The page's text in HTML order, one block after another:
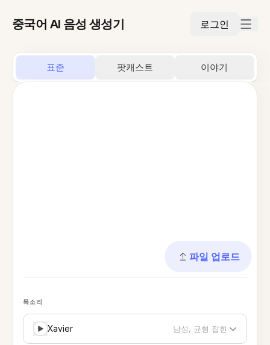
중국어 AI 음성 생성기 로그인
표준 팟캐스트 이야기
파일 업로드
목소리
Xavier 남성, 균형 잡힌